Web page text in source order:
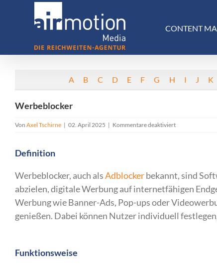
CONTENT
A B C D E F G H I J K
Werbeblocker
Von Axel Tschirne | 02. April 2025 | Kommentare deaktiviertfür
Definition
Werbeblocker, auch alsAdblockerbekannt, sind
abzielen, digitale Werbung auf internetfähigen
Werbung wie Banner-Ads, Pop-ups oder
genießen. Dabei können Nutzer individuell
Funktionsweise